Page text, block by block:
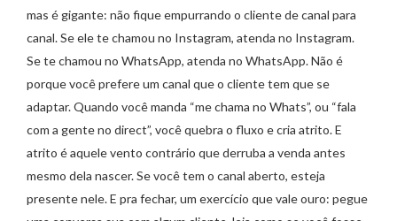
mas é gigante: não fique empurrando o cliente de canal para
canal. Se ele te chamou no Instagram, atenda no Instagram.
Se te chamou no WhatsApp, atenda no WhatsApp. Não é
porque você prefere um canal que o cliente tem que se
adaptar. Quando você manda “me chama no Whats”, ou “fala
com a gente no direct”, você quebra o fluxo e cria atrito. E
atrito é aquele vento contrário que derruba a venda antes
mesmo dela nascer. Se você tem o canal aberto, esteja
presente nele. E pra fechar, um exercício que vale ouro: pegue